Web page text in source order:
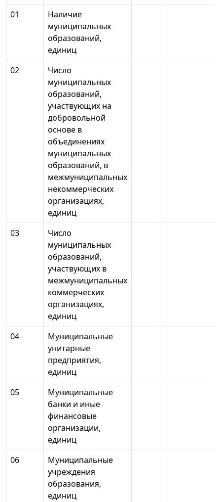
01
Наличие
муниципальных
образований,
единиц
02
Число
муниципальных
образований,
участвующих на
добровольной
основе в
объединениях
муниципальных
образований, в
межмуниципальных
некоммерческих
организациях,
единиц
03
Число
муниципальных
образований,
участвующих в
межмуниципальных
коммерческих
организациях,
единиц
04
Муниципальные
унитарные
предприятия,
единиц
05
Муниципальные
банки и иные
финансовые
организации,
единиц
06
Муниципальные
учреждения
образования,
единиц